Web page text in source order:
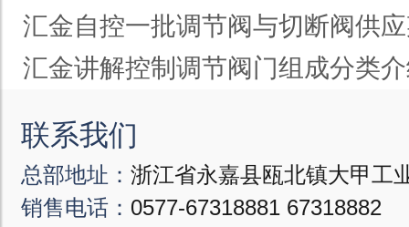
汇金自控一批调节阀与切断阀供
汇金讲解控制调节阀门组成分类
联系我们
总部地址： 浙江省永嘉县瓯北镇大甲工
销售电话： 0577-67318881 67318882